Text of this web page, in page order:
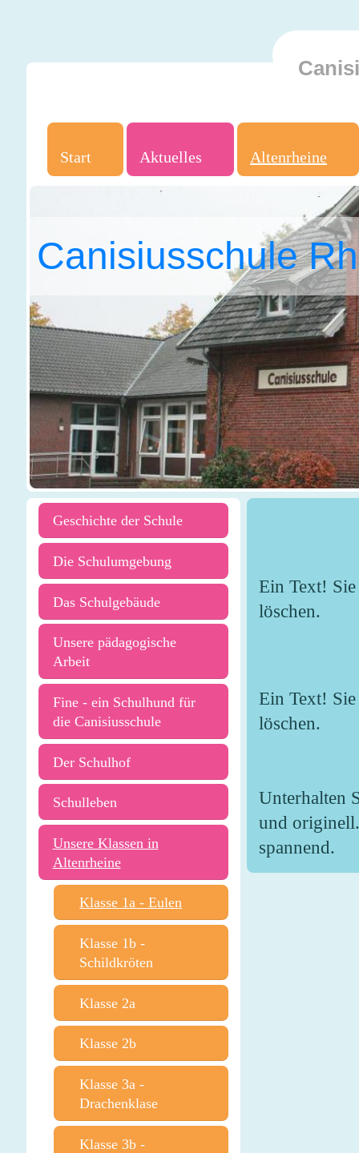
Start Aktuelles Altenrheine
Canisiusschule
Ein Text!
löschen.
Ein Text!
löschen.
Unterhalten
und
spannend.
Geschichte der Schule
Die Schulumgebung
Das Schulgebäude
Unsere pädagogische
Arbeit
Fine - ein Schulhund für
die Canisiusschule
Der Schulhof
Schulleben
Unsere Klassen in
Altenrheine
Klasse 1a - Eulen
Klasse 1b -
Schildkröten
Klasse 2a
Klasse 2b
Klasse 3a -
Drachenklase
Klasse 3b -